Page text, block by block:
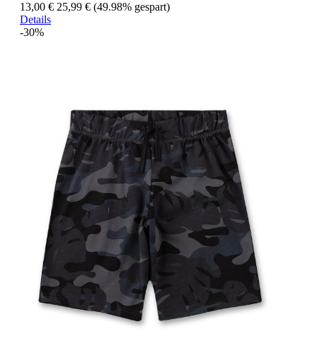
13,00 € 25,99 € (49.98% gespart)
Details
-30%